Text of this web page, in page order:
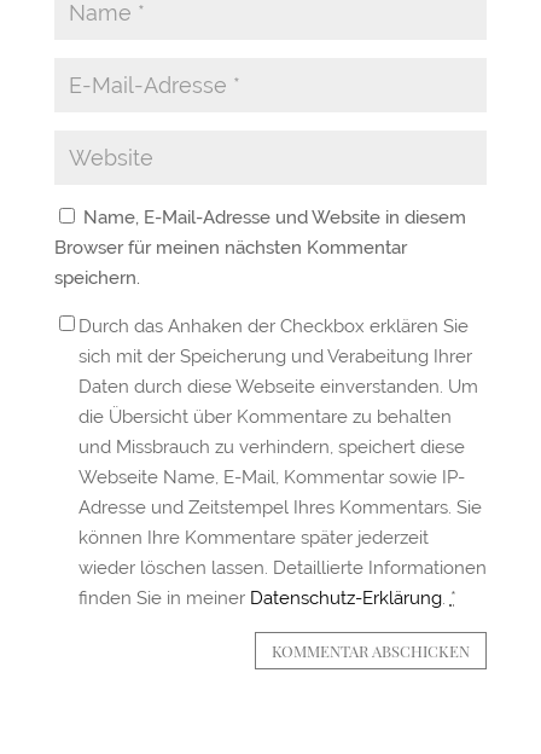
Name, E-Mail-Adresse und Website in diesem
Browser für meinen nächsten Kommentar
speichern.
Durch das Anhaken der Checkbox erklären Sie
sich mit der Speicherung und Verabeitung Ihrer
Daten durch diese Webseite einverstanden. Um
die Übersicht über Kommentare zu behalten
und Missbrauch zu verhindern, speichert diese
Webseite Name, E-Mail, Kommentar sowie IP-
Adresse und Zeitstempel Ihres Kommentars. Sie
können Ihre Kommentare später jederzeit
wieder löschen lassen. Detaillierte Informationen
finden Sie in meiner Datenschutz-Erklärung. *
KOMMENTAR ABSCHICKEN